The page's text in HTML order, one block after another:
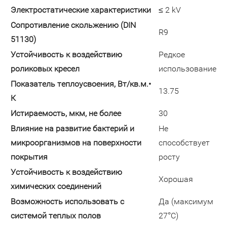
Электростатические характеристики
≤ 2 kV
Сопротивление скольжению (DIN
51130)
R9
Устойчивость к воздействию
роликовых кресел
Редкое
использование
Показатель теплоусвоения, Вт/кв.м.•
К
13.75
Истираемость, мкм, не более
30
Влияние на развитие бактерий и
микроорганизмов на поверхности
покрытия
Не
способствует
росту
Устойчивость к воздействию
химических соединений
Хорошая
Возможность использовать с
системой теплых полов
Да (максимум
27°C)